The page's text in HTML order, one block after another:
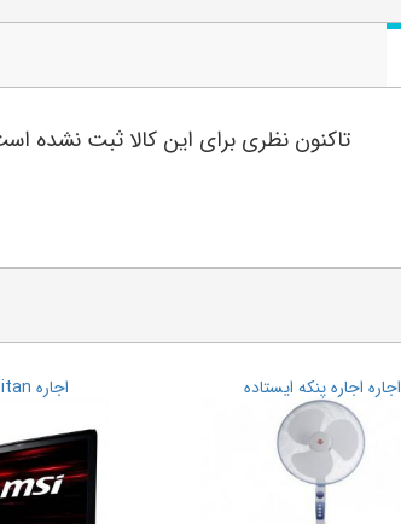
تاکنون نظری برای این کالا ثبت نشده
اجاره اجاره پنکه ایستاده اجاره MSI GT83 Titan